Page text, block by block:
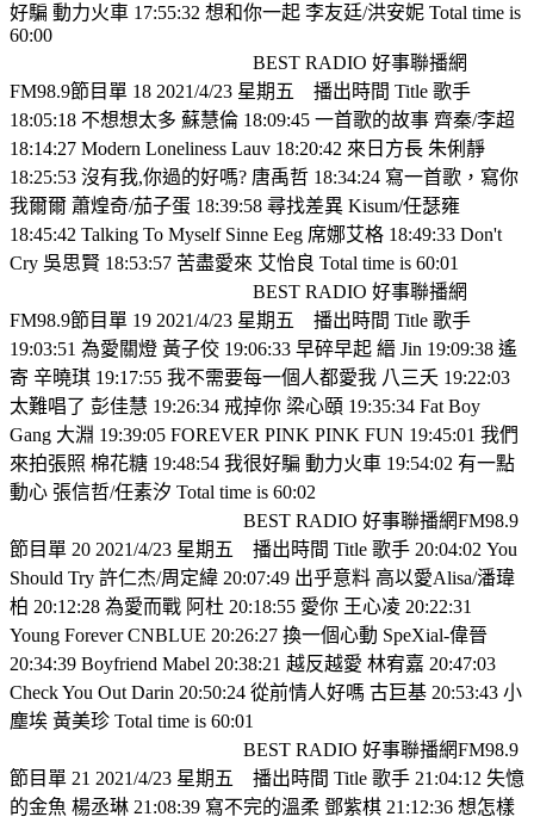
好騙 動力火車 17:55:32 想和你一起 李友廷/洪安妮 Total time is
60:00
BEST RADIO 好事聯播網
FM98.9節目單 18 2021/4/23 星期五
播出時間 Title 歌手
18:05:18 不想想太多 蘇慧倫 18:09:45 一首歌的故事 齊秦/李超
18:14:27 Modern Loneliness Lauv 18:20:42 來日方長 朱俐靜
18:25:53 沒有我,你過的好嗎? 唐禹哲 18:34:24 寫一首歌，寫你
我爾爾 蕭煌奇/茄子蛋 18:39:58 尋找差異 Kisum/任瑟雍
18:45:42 Talking To Myself Sinne Eeg 席娜艾格 18:49:33 Don't
Cry 吳思賢 18:53:57 苦盡愛來 艾怡良 Total time is 60:01
BEST RADIO 好事聯播網
FM98.9節目單 19 2021/4/23 星期五
播出時間 Title 歌手
19:03:51 為愛關燈 黃子佼 19:06:33 早碎早起 縉 Jin 19:09:38 遙
寄 辛曉琪 19:17:55 我不需要每一個人都愛我 八三夭 19:22:03
太難唱了 彭佳慧 19:26:34 戒掉你 梁心頤 19:35:34 Fat Boy
Gang 大淵 19:39:05 FOREVER PINK PINK FUN 19:45:01 我們
來拍張照 棉花糖 19:48:54 我很好騙 動力火車 19:54:02 有一點
動心 張信哲/任素汐 Total time is 60:02
BEST RADIO 好事聯播網FM98.9
節目單 20 2021/4/23 星期五
播出時間 Title 歌手 20:04:02 You
Should Try 許仁杰/周定緯 20:07:49 出乎意料 高以愛Alisa/潘瑋
柏 20:12:28 為愛而戰 阿杜 20:18:55 愛你 王心凌 20:22:31
Young Forever CNBLUE 20:26:27 換一個心動 SpeXial-偉晉
20:34:39 Boyfriend Mabel 20:38:21 越反越愛 林宥嘉 20:47:03
Check You Out Darin 20:50:24 從前情人好嗎 古巨基 20:53:43 小
塵埃 黃美珍 Total time is 60:01
BEST RADIO 好事聯播網FM98.9
節目單 21 2021/4/23 星期五
播出時間 Title 歌手 21:04:12 失憶
的金魚 楊丞琳 21:08:39 寫不完的溫柔 鄧紫棋 21:12:36 想怎樣